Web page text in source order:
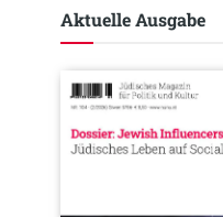
Aktuelle Ausgabe​